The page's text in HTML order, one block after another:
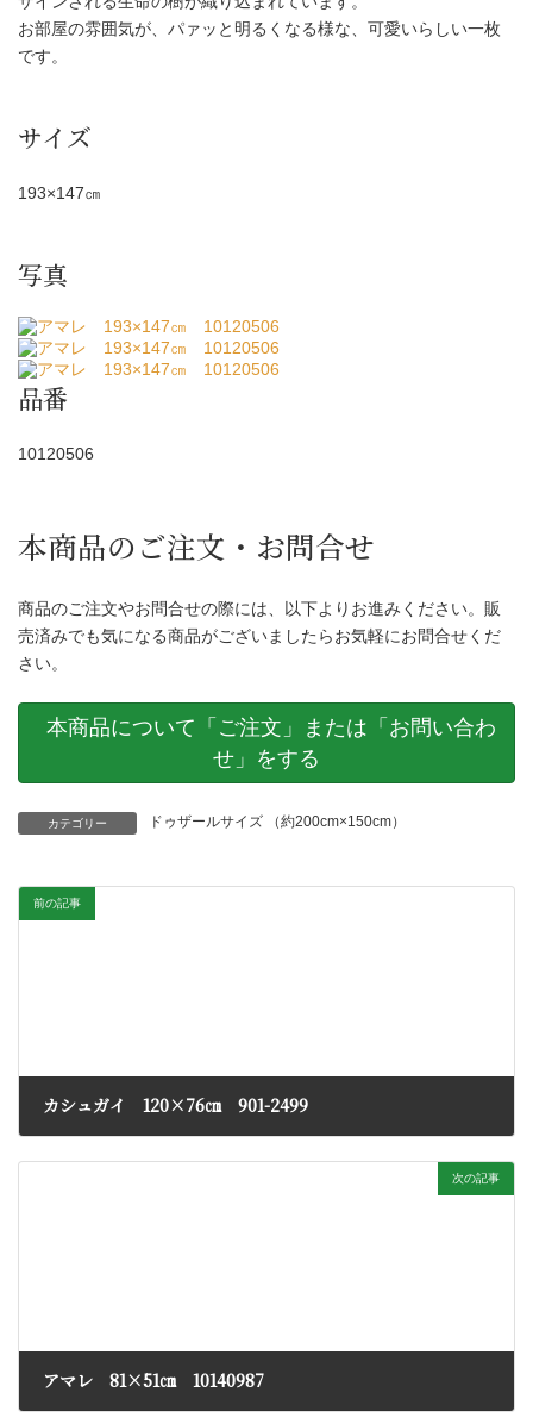
お部屋の雰囲気が、パァッと明るくなる様な、可愛いらしい一枚
です。
サイズ
193×147㎝
写真
品番
10120506
本商品のご注文・お問合せ
商品のご注文やお問合せの際には、以下よりお進みください。販
売済みでも気になる商品がございましたらお気軽にお問合せくだ
さい。
本商品について「ご注文」または「お問い合わ
せ」をする
カテゴリー ドゥザールサイズ （約200cm×150cm）
前の記事
カシュガイ 120×76㎝ 901-2499
次の記事
アマレ 81×51㎝ 10140987